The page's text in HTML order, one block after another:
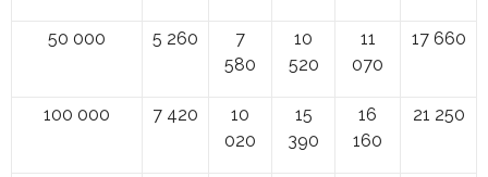
50 000 5 260
7
580
10
520
11
070
17 660
100 000 7 420
10
020
15
390
16
160
21 250